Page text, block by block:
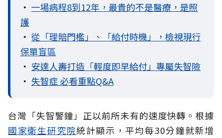
• 一場病程8到12年，最貴的不是醫療，是照
護
• 從「理賠門檻」、「給付時機」，檢視現行
保單盲區
• 安達人壽打造「輕度即早給付」專屬失智險
• 失智症 必看重點Q&A
台灣「失智警鐘」正以前所未有的速度快轉。根據
國家衛生研究院統計顯示，平均每30分鐘就新增